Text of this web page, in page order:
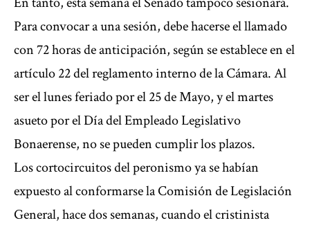
Para convocar a una sesión, debe hacerse el llamado
con 72 horas de anticipación, según se establece en el
artículo 22 del reglamento interno de la Cámara. Al
ser el lunes feriado por el 25 de Mayo, y el martes
asueto por el Día del Empleado Legislativo
Bonaerense, no se pueden cumplir los plazos.
Los cortocircuitos del peronismo ya se habían
expuesto al conformarse la Comisión de Legislación
General, hace dos semanas, cuando el cristinista